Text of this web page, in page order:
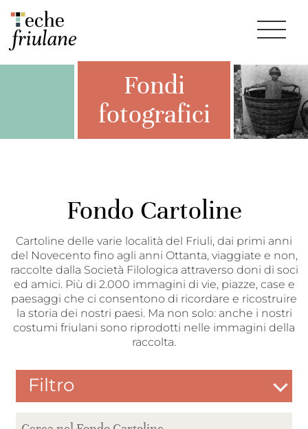
Fondi
fotografici
Fondo Cartoline
Cartoline delle varie località del Friuli, dai primi anni
del Novecento fino agli anni Ottanta, viaggiate e non,
raccolte dalla Società Filologica attraverso doni di soci
ed amici. Più di 2.000 immagini di vie, piazze, case e
paesaggi che ci consentono di ricordare e ricostruire
la storia dei nostri paesi. Ma non solo: anche i nostri
costumi friulani sono riprodotti nelle immagini della
raccolta.
Filtro